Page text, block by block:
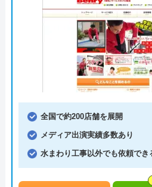
全国で約200店舗を展開
メディア出演実績多数あり
水まわり工事以外でも依頼でき